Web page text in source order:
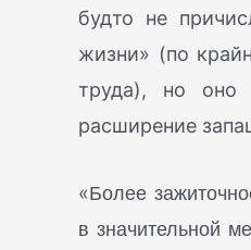
будто не
жизни» (по
труда), но оно
расширение
«Более
в значительной